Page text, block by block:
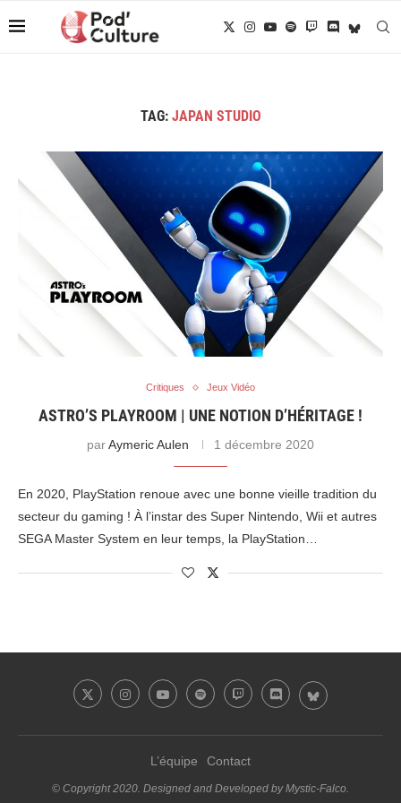
TAG: JAPAN STUDIO
Critiques Jeux Vidéo
ASTRO’S PLAYROOM | UNE NOTION D’HÉRITAGE !
parAymeric Aulen 1 décembre 2020
En 2020, PlayStation renoue avec une bonne vieille tradition du
secteur du gaming ! À l’instar des Super Nintendo, Wii et autres
SEGA Master System en leur temps, la PlayStation…
L’équipe Contact
© Copyright 2020. Designed and Developed by Mystic-Falco.